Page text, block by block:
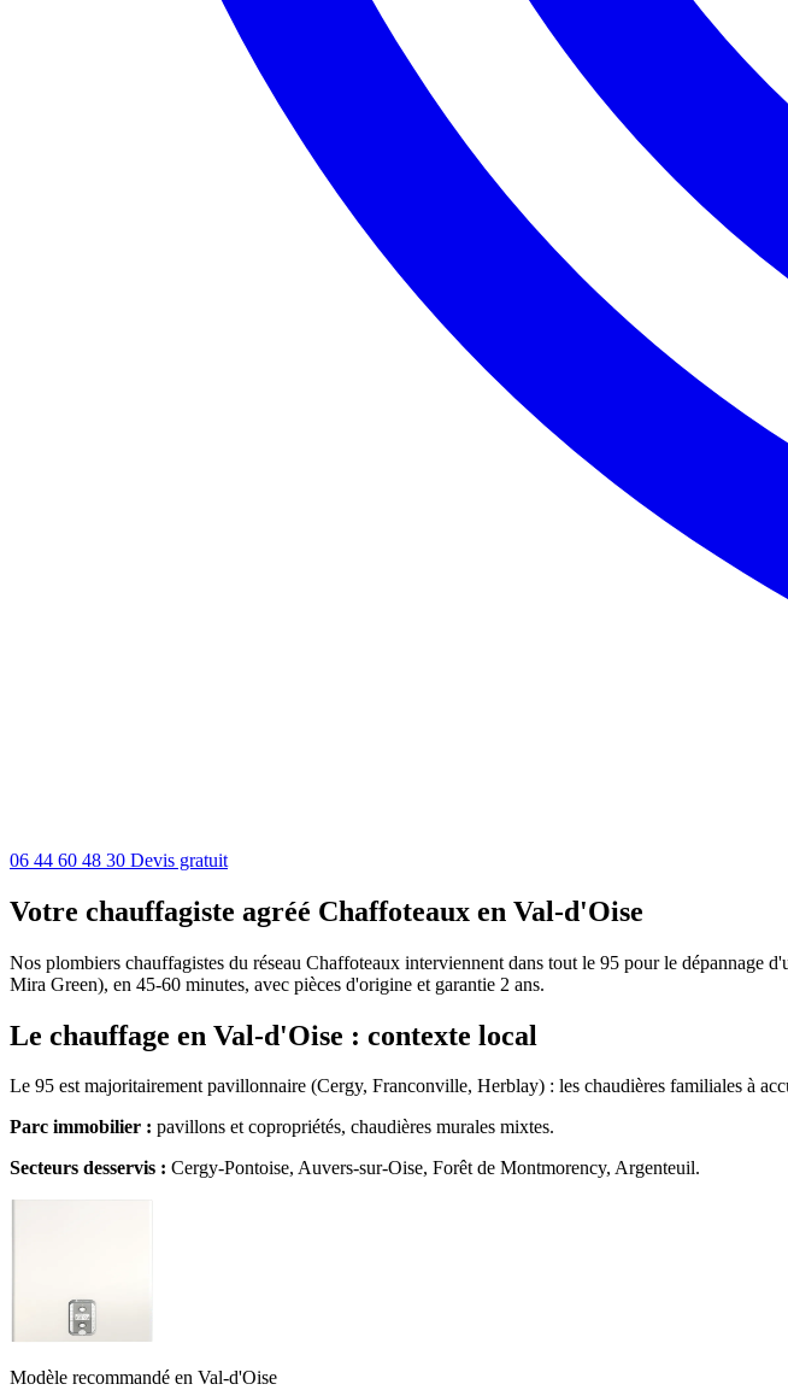
06 44 60 48 30 Devis gratuit
Votre chauffagiste agréé Chaffoteaux en Val-d'Oise
Nos plombiers chauffagistes du réseau Chaffoteaux interviennent dans tout le 95 pour le
Mira Green), en 45-60 minutes, avec pièces d'origine et garantie 2 ans.
Le chauffage en Val-d'Oise : contexte local
Le 95 est majoritairement pavillonnaire (Cergy, Franconville, Herblay) : les chaudières familiales à
Parc immobilier : pavillons et copropriétés, chaudières murales mixtes.
Secteurs desservis : Cergy-Pontoise, Auvers-sur-Oise, Forêt de Montmorency, Argenteuil.
Modèle recommandé en Val-d'Oise